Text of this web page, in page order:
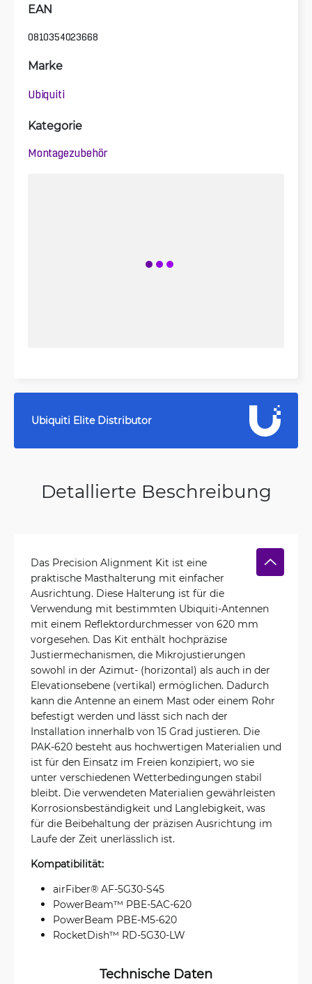
EAN
0810354023668
Marke
Ubiquiti
Kategorie
Montagezubehör
Ubiquiti Elite Distributor
Detallierte Beschreibung
Das Precision Alignment Kit ist eine
praktische Masthalterung mit einfacher
Ausrichtung. Diese Halterung ist für die
Verwendung mit bestimmten Ubiquiti-Antennen
mit einem Reflektordurchmesser von 620 mm
vorgesehen. Das Kit enthält hochpräzise
Justiermechanismen, die Mikrojustierungen
sowohl in der Azimut- (horizontal) als auch in der
Elevationsebene (vertikal) ermöglichen. Dadurch
kann die Antenne an einem Mast oder einem Rohr
befestigt werden und lässt sich nach der
Installation innerhalb von 15 Grad justieren. Die
PAK-620 besteht aus hochwertigen Materialien und
ist für den Einsatz im Freien konzipiert, wo sie
unter verschiedenen Wetterbedingungen stabil
bleibt. Die verwendeten Materialien gewährleisten
Korrosionsbeständigkeit und Langlebigkeit, was
für die Beibehaltung der präzisen Ausrichtung im
Laufe der Zeit unerlässlich ist.
Kompatibilität:
airFiber® AF‑5G30-S45
PowerBeam™ PBE-5AC-620
PowerBeam PBE-M5-620
RocketDish™ RD-5G30-LW
Technische Daten